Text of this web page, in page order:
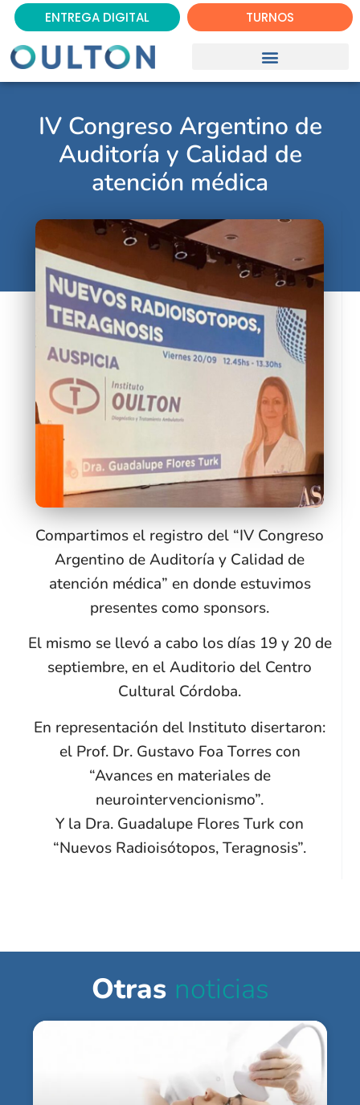
ENTREGA DIGITAL TURNOS
IV Congreso Argentino de
Auditoría y Calidad de
atención médica
Compartimos el registro del “IV Congreso
Argentino de Auditoría y Calidad de
atención médica” en donde estuvimos
presentes como sponsors.
El mismo se llevó a cabo los días 19 y 20 de
septiembre, en el Auditorio del Centro
Cultural Córdoba.
En representación del Instituto disertaron:
el Prof. Dr. Gustavo Foa Torres con
“Avances en materiales de
neurointervencionismo”.
Y la Dra. Guadalupe Flores Turk con
“Nuevos Radioisótopos, Teragnosis”.
Otras noticias